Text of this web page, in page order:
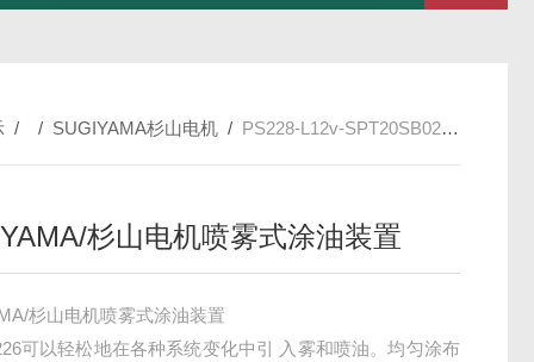
/ / SUGIYAMA杉山电机 / PS228-L12v-SPT20SB02SUGIYAMA/杉山电机喷雾式涂油装置
杉山电机喷雾式涂油装置
杉山电机喷雾式涂油装置
可以轻松地在各种系统变化中引 入雾和喷油。均匀涂布